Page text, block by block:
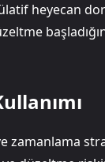
heyecan